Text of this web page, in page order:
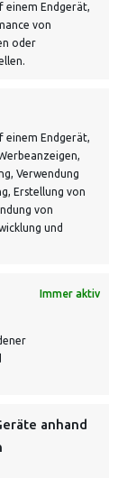
einem Endgerät,
von
oder
einem Endgerät,
Verwendung
Erstellung von
von
und
Immer aktiv
anhand